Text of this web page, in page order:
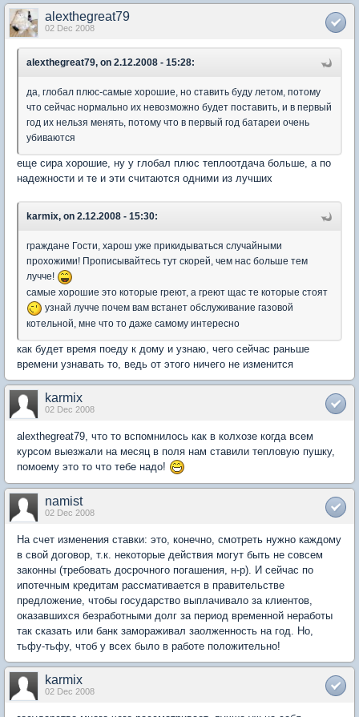
alexthegreat79
02 Dec 2008
alexthegreat79, on 2.12.2008 - 15:28:
да, глобал плюс-самые хорошие, но ставить буду летом, потому
что сейчас нормально их невозможно будет поставить, и в первый
год их нельзя менять, потому что в первый год батареи очень
убиваются
еще сира хорошие, ну у глобал плюс теплоотдача больше, а по
надежности и те и эти считаются одними из лучших
karmix, on 2.12.2008 - 15:30:
граждане Гости, харош уже прикидываться случайными
прохожими! Прописывайтесь тут скорей, чем нас больше тем
лучче!
самые хорошие это которые греют, а греют щас те которые стоят
узнай лучче почем вам встанет обслуживание газовой
котельной, мне что то даже самому интересно
как будет время поеду к дому и узнаю, чего сейчас раньше
времени узнавать то, ведь от этого ничего не изменится
karmix
02 Dec 2008
alexthegreat79, что то вспомнилось как в колхозе когда всем
курсом выезжали на месяц в поля нам ставили тепловую пушку,
помоему это то что тебе надо!
namist
02 Dec 2008
На счет изменения ставки: это, конечно, смотреть нужно каждому
в свой договор, т.к. некоторые действия могут быть не совсем
законны (требовать досрочного погашения, н-р). И сейчас по
ипотечным кредитам рассмативается в правительстве
предложение, чтобы государство выплачивало за клиентов,
оказавшихся безработными долг за период временной неработы
так сказать или банк замораживал заолженность на год. Но,
тьфу-тьфу, чтоб у всех было в работе положительно!
karmix
02 Dec 2008